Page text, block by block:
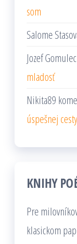
som
Salome
Jozef Gomulec
mladosť
Nikita89
úspešnej cesty
KNIHY
Pre
klasickom